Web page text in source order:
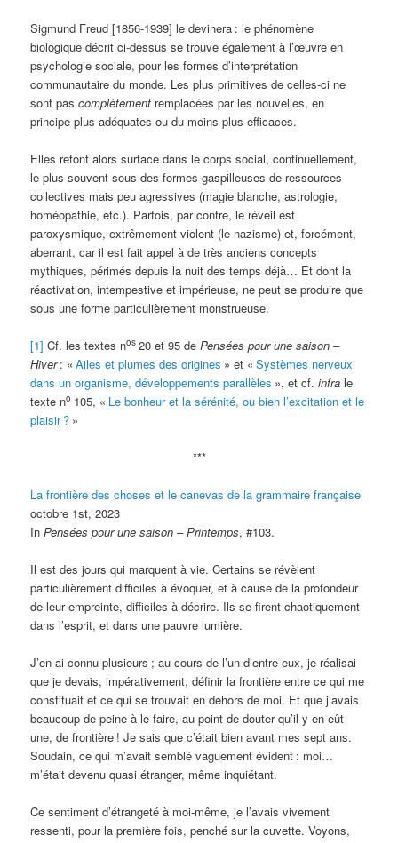
Sigmund Freud [1856-1939] le devinera : le phénomène
biologique décrit ci-dessus se trouve également à l’œuvre en
psychologie sociale, pour les formes d’interprétation
communautaire du monde. Les plus primitives de celles-ci ne
sont pascomplètement remplacées par les nouvelles, en
principe plus adéquates ou du moins plus efficaces.
Elles refont alors surface dans le corps social, continuellement,
le plus souvent sous des formes gaspilleuses de ressources
collectives mais peu agressives (magie blanche, astrologie,
homéopathie, etc.). Parfois, par contre, le réveil est
paroxysmique, extrêmement violent (le nazisme) et, forcément,
aberrant, car il est fait appel à de très anciens concepts
mythiques, périmés depuis la nuit des temps déjà… Et dont la
réactivation, intempestive et impérieuse, ne peut se produire que
sous une forme particulièrement monstrueuse.
[1] Cf. les textes nos 20 et 95 dePensées pour une saison –
Hiver : « Ailes et plumes des origines » et « Systèmes nerveux
dans un organisme, développements parallèles », et cf.infra le
texte no 105, « Le bonheur et la sérénité, ou bien l’excitation et le
plaisir ? »
***
La frontière des choses et le canevas de la grammaire française
octobre 1st, 2023
InPensées pour une saison – Printemps, #103.
Il est des jours qui marquent à vie. Certains se révèlent
particulièrement difficiles à évoquer, et à cause de la profondeur
de leur empreinte, difficiles à décrire. Ils se firent chaotiquement
dans l’esprit, et dans une pauvre lumière.
J’en ai connu plusieurs ; au cours de l’un d’entre eux, je réalisai
que je devais, impérativement, définir la frontière entre ce qui me
constituait et ce qui se trouvait en dehors de moi. Et que j’avais
beaucoup de peine à le faire, au point de douter qu’il y en eût
une, de frontière ! Je sais que c’était bien avant mes sept ans.
Soudain, ce qui m’avait semblé vaguement évident : moi…
m’était devenu quasi étranger, même inquiétant.
Ce sentiment d’étrangeté à moi-même, je l’avais vivement
ressenti, pour la première fois, penché sur la cuvette. Voyons,